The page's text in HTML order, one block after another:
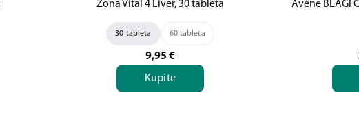
Zona Vital 4 Liver, 30 tableta
30 tableta 60 tableta
9,95 €
Kupite
Avène BLAGI